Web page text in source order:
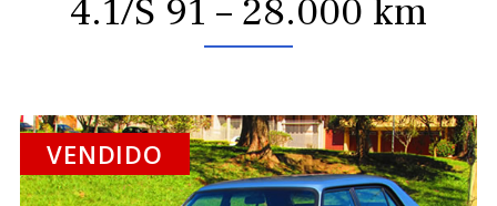
4.1/S 91 – 28.000 km
VENDIDO